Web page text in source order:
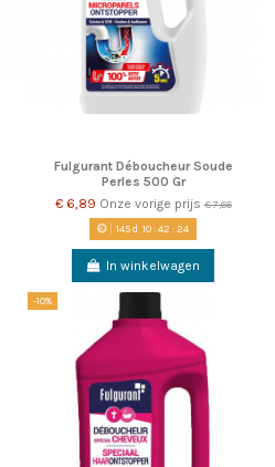
Fulgurant Déboucheur Soude
Perles 500 Gr
€ 6,89 Onze vorige prijs€ 7,66
145d. 10:42 :23
In winkelwagen
-10%